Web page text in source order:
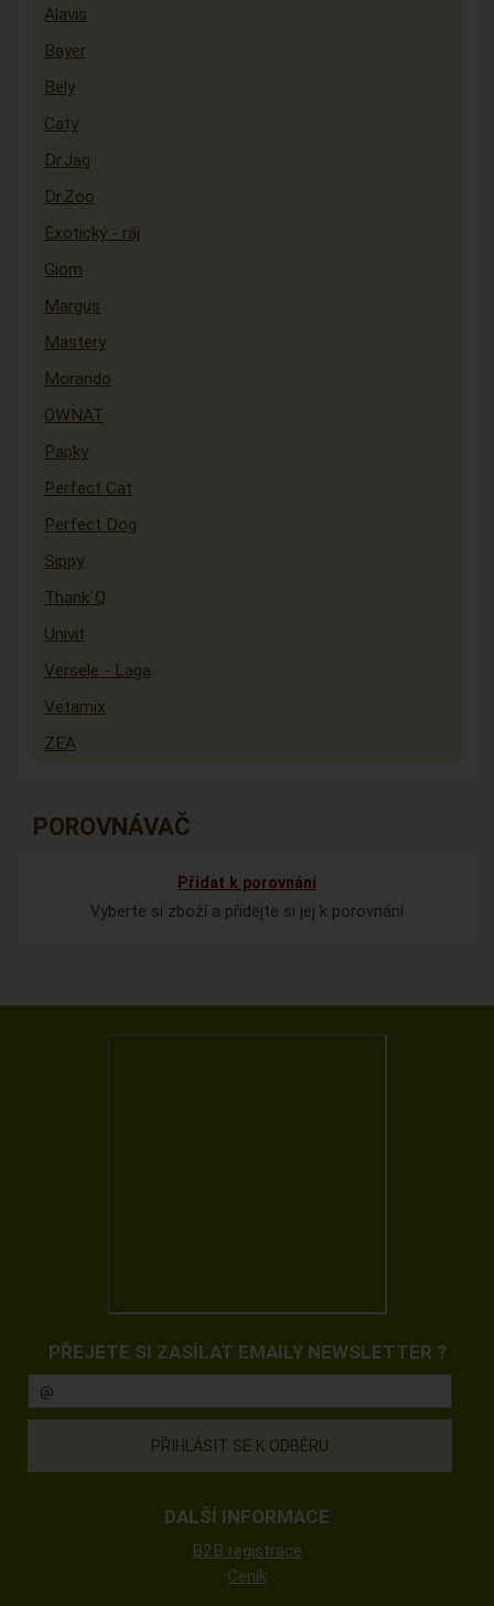
Alavis
Bayer
Bely
Caty
Dr.Jag
Dr.Zoo
Exotický - ráj
Giom
Margus
Mastery
Morando
OWNAT
Papky
Perfect Cat
Perfect Dog
Sippy
Thank´Q
Univit
Versele - Laga
Vetamix
ZEA
POROVNÁVAČ
Přidat k porovnání
Vyberte si zboží a přidejte si jej k porovnání
PŘEJETE SI ZASÍLAT EMAILY NEWSLETTER ?
DALŠÍ INFORMACE
B2B registrace
Ceník